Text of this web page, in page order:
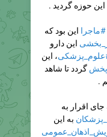
حوزه گردید .
#ماجرا این بود که
این دارو
، این
گردد تا شاهد
.
اقرار به
به این